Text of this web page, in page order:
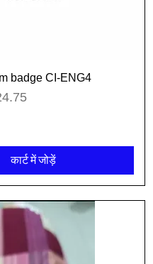
त्वरित दृश्य
badge CI-ENG4
मूल्य
कार्ट में जोड़ें